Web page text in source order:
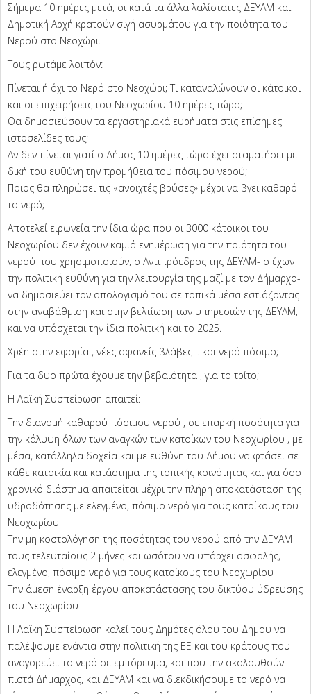
Σήμερα 10 ημέρες μετά, οι κατά τα άλλα λαλίστατες ΔΕΥΑΜ και
Δημοτική Αρχή κρατούν σιγή ασυρμάτου για την ποιότητα του
Νερού στο Νεοχώρι.
Τους ρωτάμε λοιπόν:
Πίνεται ή όχι το Νερό στο Νεοχώρι; Τι καταναλώνουν οι κάτοικοι
και οι επιχειρήσεις του Νεοχωρίου 10 ημέρες τώρα;
Θα δημοσιεύσουν τα εργαστηριακά ευρήματα στις επίσημες
ιστοσελίδες τους;
Αν δεν πίνεται γιατί ο Δήμος 10 ημέρες τώρα έχει σταματήσει με
δική του ευθύνη την προμήθεια του πόσιμου νερού;
Ποιος θα πληρώσει τις «ανοιχτές βρύσες» μέχρι να βγει καθαρό
το νερό;
Αποτελεί ειρωνεία την ίδια ώρα που οι 3000 κάτοικοι του
Νεοχωρίου δεν έχουν καμιά ενημέρωση για την ποιότητα του
νερού που χρησιμοποιούν, ο Αντιπρόεδρος της ΔΕΥΑΜ- ο έχων
την πολιτική ευθύνη για την λειτουργία της μαζί με τον Δήμαρχο-
να δημοσιεύει τον απολογισμό του σε τοπικά μέσα εστιάζοντας
στην αναβάθμιση και στην βελτίωση των υπηρεσιών της ΔΕΥΑΜ,
και να υπόσχεται την ίδια πολιτική και το 2025.
Χρέη στην εφορία , νέες αφανείς βλάβες …και νερό πόσιμο;
Για τα δυο πρώτα έχουμε την βεβαιότητα , για το τρίτο;
Η Λαϊκή Συσπείρωση απαιτεί:
Την διανομή καθαρού πόσιμου νερού , σε επαρκή ποσότητα για
την κάλυψη όλων των αναγκών των κατοίκων του Νεοχωρίου , με
μέσα, κατάλληλα δοχεία και με ευθύνη του Δήμου να φτάσει σε
κάθε κατοικία και κατάστημα της τοπικής κοινότητας και για όσο
χρονικό διάστημα απαιτείται μέχρι την πλήρη αποκατάσταση της
υδροδότησης με ελεγμένο, πόσιμο νερό για τους κατοίκους του
Νεοχωρίου
Την μη κοστολόγηση της ποσότητας του νερού από την ΔΕΥΑΜ
τους τελευταίους 2 μήνες και ωσότου να υπάρχει ασφαλής,
ελεγμένο, πόσιμο νερό για τους κατοίκους του Νεοχωρίου
Την άμεση έναρξη έργου αποκατάστασης του δικτύου ύδρευσης
του Νεοχωρίου
Η Λαϊκή Συσπείρωση καλεί τους Δημότες όλου του Δήμου να
παλέψουμε ενάντια στην πολιτική της ΕΕ και του κράτους που
αναγορεύει το νερό σε εμπόρευμα, και που την ακολουθούν
πιστά Δήμαρχος, και ΔΕΥΑΜ και να διεκδικήσουμε το νερό να